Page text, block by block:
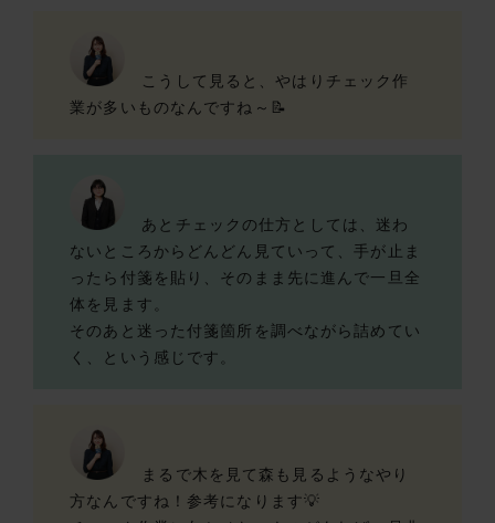
こうして見ると、やはりチェック作
業が多いものなんですね～📝
あとチェックの仕方としては、迷わ
ないところからどんどん見ていって、手が止ま
ったら付箋を貼り、そのまま先に進んで一旦全
体を見ます。
そのあと迷った付箋箇所を調べながら詰めてい
く、という感じです。
まるで木を見て森も見るようなやり
方なんですね！参考になります💡